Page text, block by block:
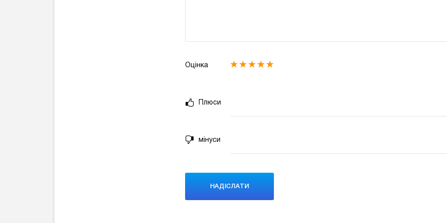
Оцінка
Плюси
мінуси